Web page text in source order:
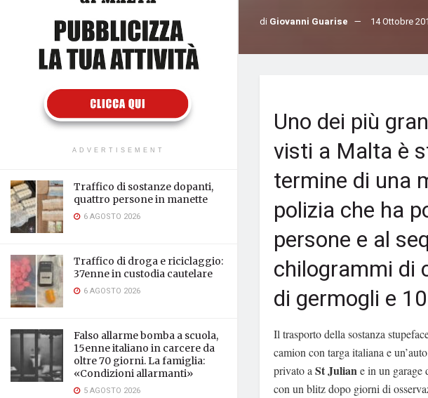
ADVERTISEMENT
Traffico di sostanze dopanti,
quattro persone in manette
6 AGOSTO 2026
Traffico di droga e riciclaggio:
37enne in custodia cautelare
6 AGOSTO 2026
Falso allarme bomba a scuola,
15enne italiano in carcere da
oltre 70 giorni. La famiglia:
«Condizioni allarmanti»
5 AGOSTO 2026
di Giovanni Guarise 14 Ottobre
Uno dei più
visti a Malta è
termine di una
polizia che ha
persone e al
chilogrammi di
di germogli e
Il trasporto della sostanza
camion con targa italiana e
privato a St Julian e in un garage
con un blitz dopo giorni di